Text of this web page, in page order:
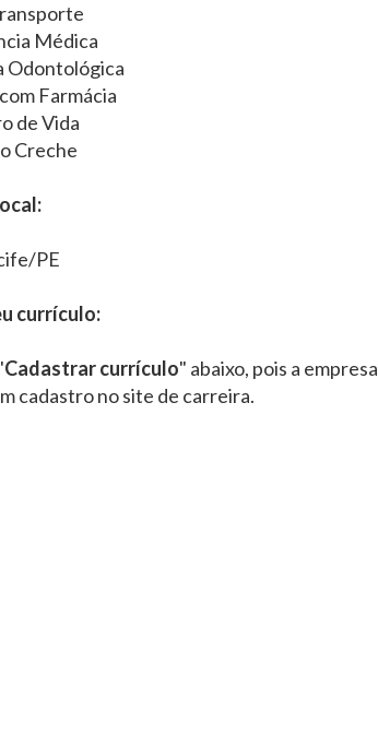
Médica
Odontológica
Farmácia
de Vida
Creche
PE
currículo:
Cadastrar currículo" abaixo, pois a empresa
cadastro no site de carreira.